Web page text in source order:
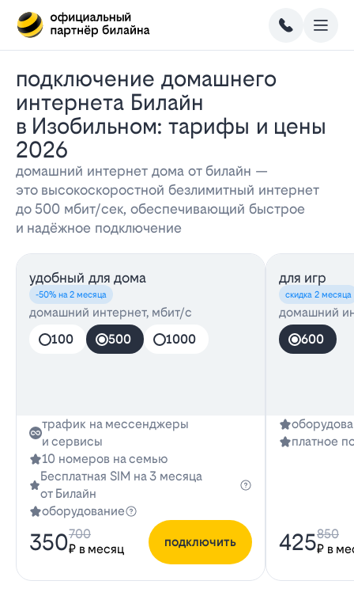
Подключение домашнего
интернета Билайн
в Изобильном: тарифы и цены
2026
домашний интернет дома от билайн —
это высокоскоростной безлимитный интернет
до 500 мбит/сек, обеспечивающий быстрое
и надёжное подключение
удобный для дома
-50% на 2 месяца
домашний интернет, мбит/с
100
500 1000
трафик на мессенджеры
и сервисы
10 номеров на семью
Бесплатная SIM на 3 месяца
от Билайн
оборудование
350₽ в месяц
700
подключить
для игр
скидка 2 месяца
домашний
600
платное
425₽ в
850